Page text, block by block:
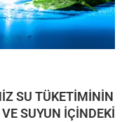
SU TÜKETIMININ
SUYUN İÇINDEKI